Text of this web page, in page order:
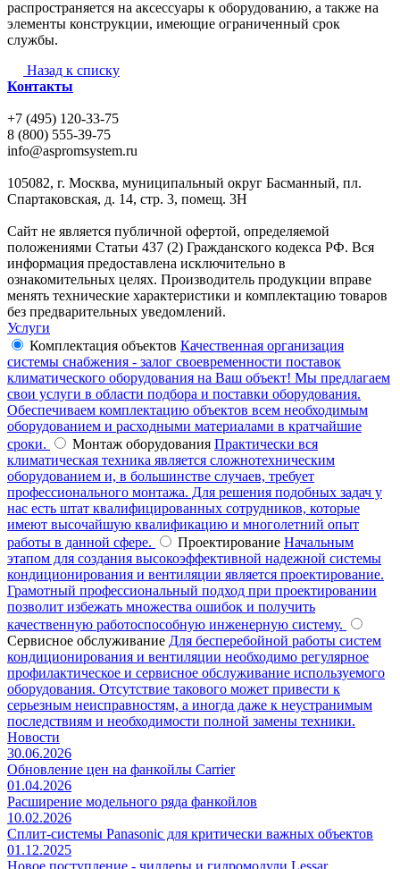
распространяется на аксессуары к оборудованию, а также на
элементы конструкции, имеющие ограниченный срок
службы.
Назад к списку
Контакты
+7 (495) 120-33-75
8 (800) 555-39-75
info@aspromsystem.ru
105082, г. Москва, муниципальный округ Басманный, пл.
Спартаковская, д. 14, стр. 3, помещ. 3Н
Сайт не является публичной офертой, определяемой
положениями Статьи 437 (2) Гражданского кодекса РФ. Вся
информация предоставлена исключительно в
ознакомительных целях. Производитель продукции вправе
менять технические характеристики и комплектацию товаров
без предварительных уведомлений.
Услуги
Комплектация объектов Качественная организация
системы снабжения - залог своевременности поставок
климатического оборудования на Ваш объект! Мы предлагаем
свои услуги в области подбора и поставки оборудования.
Обеспечиваем комплектацию объектов всем необходимым
оборудованием и расходными материалами в кратчайшие
сроки.
Монтаж оборудования Практически вся
климатическая техника является сложнотехническим
оборудованием и, в большинстве случаев, требует
профессионального монтажа. Для решения подобных задач у
нас есть штат квалифицированных сотрудников, которые
имеют высочайшую квалификацию и многолетний опыт
работы в данной сфере.
Проектирование Начальным
этапом для создания высокоэффективной надежной системы
кондиционирования и вентиляции является проектирование.
Грамотный профессиональный подход при проектировании
позволит избежать множества ошибок и получить
качественную работоспособную инженерную систему.
Сервисное обслуживание Для бесперебойной работы систем
кондиционирования и вентиляции необходимо регулярное
профилактическое и сервисное обслуживание используемого
оборудования. Отсутствие такового может привести к
серьезным неисправностям, а иногда даже к неустранимым
последствиям и необходимости полной замены техники.
Новости
30.06.2026
Обновление цен на фанкойлы Carrier
01.04.2026
Расширение модельного ряда фанкойлов
10.02.2026
Сплит-системы Panasonic для критически важных объектов
01.12.2025
Новое поступление - чиллеры и гидромодули Lessar